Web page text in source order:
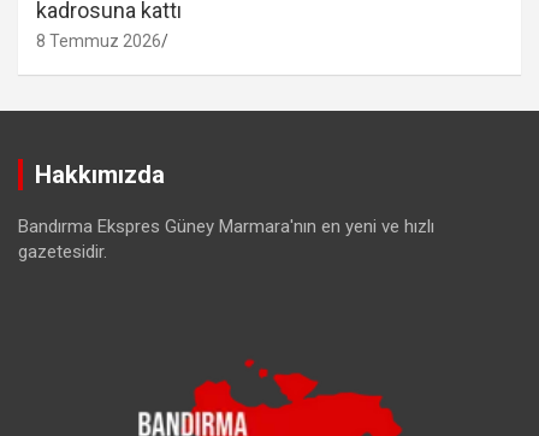
kadrosuna kattı
8 Temmuz 2026
Hakkımızda
Bandırma Ekspres Güney Marmara'nın en yeni ve hızlı
gazetesidir.